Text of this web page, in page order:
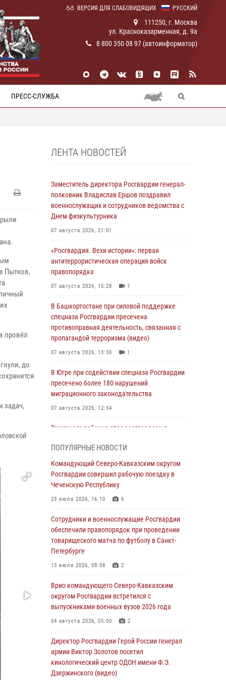
РУССКИЙ
ВЕРСИЯ ДЛЯ СЛАБОВИДЯЩИХ
111250, г. Москва
ул. Красноказарменная, д. 9а
8 800 350 08 97 (автоинформатор)
ПРЕСС-СЛУЖБА
Пытков,
провёл
до
задач,
ЛЕНТА НОВОСТЕЙ
Заместитель директора Росгвардии генерал-
полковник Владислав Ершов поздравил
военнослужащих и сотрудников ведомства с
Днем физкультурника
07 августа 2026, 21:01
«Росгвардия. Вехи истории»: первая
антитеррористическая операция войск
правопорядка
07 августа 2026, 15:28 1
В Башкортостане при силовой поддержке
спецназа Росгвардии пресечена
противоправная деятельность, связанная с
пропагандой терроризма (видео)
07 августа 2026, 13:30 1
В Югре при содействии спецназа Росгвардии
пресечено более 180 нарушений
миграционного законодательства
07 августа 2026, 12:54
Тонувшего ребенка спас росгвардеец в
Юные гости из летних лагерей посетили
кинологический центр Росгвардии (видео)
07 августа 2026, 12:20
Представители ФСБ России по Уральскому
округу Росгвардии и ветераны военной
контрразведки почтили память Николая
Кузнецова
07 августа 2026, 12:00
Ветеран войск правопорядка генерал-майор
Иван Пияшев – герой выпуска «Легенды
армии с Александром Маршалом»
07 августа 2026, 12:00
Росгвардейцы пресекли попытку руферов
подняться на крышу Смольного собора в
Санкт-Петербурге (видео)
07 августа 2026, 11:34
ПОПУЛЯРНЫЕ НОВОСТИ
Командующий Северо-Кавказским округом
Росгвардии совершил рабочую поездку в
Чеченскую Республику
23 июля 2026, 16:10 6
Сотрудники и военнослужащие Росгвардии
обеспечили правопорядок при проведении
товарищеского матча по футболу в Санкт-
Петербурге
13 июля 2026, 08:08 2
Врио командующего Северо-Кавказским
округом Росгвардии встретился с
выпускниками военных вузов 2026 года
04 августа 2026, 05:00 2
Директор Росгвардии Герой России генерал
армии Виктор Золотов посетил
кинологический центр ОДОН имени Ф.Э.
Дзержинского (видео)